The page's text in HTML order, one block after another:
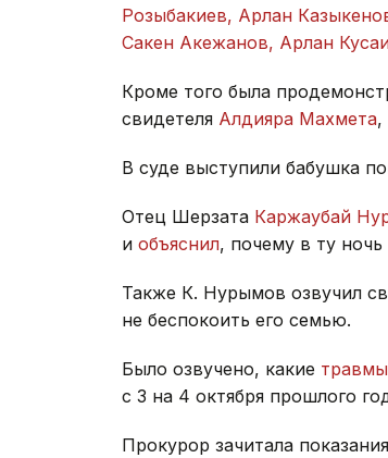
Розыбакиев, Арлан
Сакен Акежанов, Арлан
Кроме того была
свидетеля Алдияра Махмета,
В суде выступили бабушка
Отец Шерзата Каржаубай
и объяснил, почему в ту
Также К. Нурымов озвучил
не беспокоить его семью.
Было озвучено, какие травмы
с 3 на 4 октября прошлого
Прокурор зачитала